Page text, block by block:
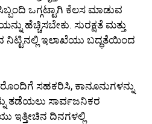
ಒಗ್ಗಟ್ಟಾಗಿ ಕೆಲಸ ಮಾಡುವ
ಹೆಚ್ಚಿಸಬೇಕು. ಸುರಕ್ಷತೆ ಮತ್ತು
ನಿಟ್ಟಿನಲ್ಲಿ ಇಲಾಖೆಯು ಬದ್ಧತೆಯಿಂದ
ಸಹಕರಿಸಿ, ಕಾನೂನುಗಳನ್ನು
ತಡೆಯಲು ಸಾರ್ವಜನಿಕರ
ಇತ್ತೀಚಿನ ದಿನಗಳಲ್ಲಿ